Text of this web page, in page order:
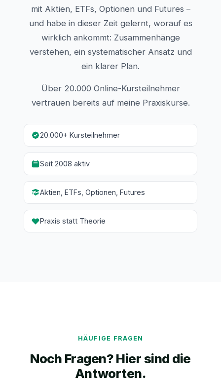
mit Aktien, ETFs, Optionen und Futures –
und habe in dieser Zeit gelernt, worauf es
wirklich ankommt: Zusammenhänge
verstehen, ein systematischer Ansatz und
ein klarer Plan.
Über 20.000 Online-Kursteilnehmer
vertrauen bereits auf meine Praxiskurse.
20.000+ Kursteilnehmer
Seit 2008 aktiv
Aktien, ETFs, Optionen, Futures
Praxis statt Theorie
HÄUFIGE FRAGEN
Noch Fragen? Hier sind die
Antworten.